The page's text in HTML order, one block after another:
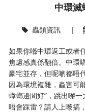
中環滅
蟲類資訊|
如果你喺中環返工或者
焦慮感真係翻倍。中環
豪宅並存，但呢啲都唔
因為環境複雜，蟲害可
蟑螂邊間好”，跳出嚟
唔會踩雷？請人上嚟搞